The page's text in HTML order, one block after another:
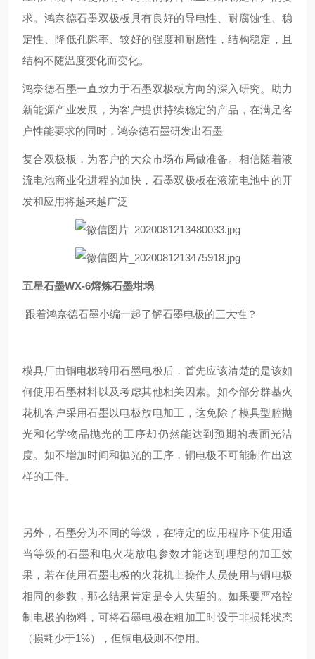
求。鸿奈德石墨双极板具有良好的导电性、耐腐蚀性、稳
定性、降低孔隙率、较好的强度和耐磨性，结构稳定，且
结构不随温度变化而变化。
鸿奈德石墨一直致力于石墨双极板方向的深入研究。助力
新能源产业发展，为客户提供持续稳定的产品，在满足客
户性能要求的同时，鸿奈德石墨研发出石墨
复合双极板，为客户的大众市场布局做准备。相信随着液
流电池商业化进程的加快，石墨双极板在液流电池中的开
发和应用将越来越广泛
五星石墨WX-6熔炼石墨坩埚
跟着鸿奈德石墨小编一起了解石墨电极的三大性？
模具厂由铜电极转用石墨电极后，首先应该清楚的是该如
何使用石墨材料以及考虑其他相关因素。如今部分群基火
花机客户采用石墨以电极放电加工，这免除了模具型腔抛
光和化学物品抛光的工序却仍然能达到预期的表面光洁
度。如不增加时间和抛光的工序，铜电极不可能制作出这
样的工件。
另外，石墨分为不同的等级，在特定的应用程序下使用适
当等级的石墨和电火花放电参数才能达到理想的加工效
果，若在使用石墨电极的火花机上操作人员使用与铜电极
相同的参数，那么结果肯定是令人失望的。如果要严格控
制电极的物料，可将石墨电极在粗加工时设于非损耗状态
（损耗少于1%），但铜电极则不使用。